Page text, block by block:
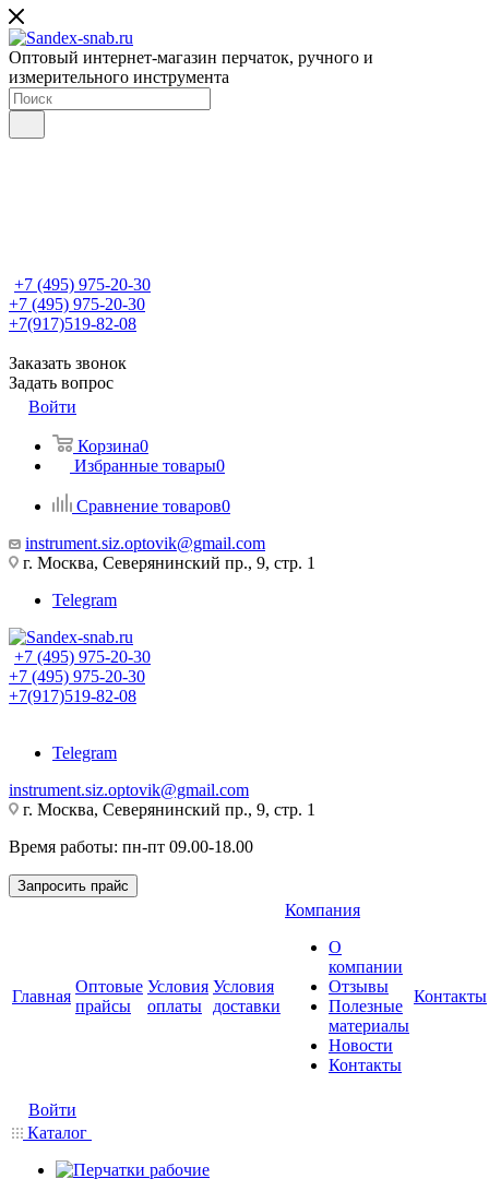
Оптовый интернет-магазин перчаток, ручного и
измерительного инструмента
+7 (495) 975-20-30
+7 (495) 975-20-30
+7(917)519-82-08
Заказать звонок
Задать вопрос
Войти
Корзина0
Избранные товары0
Сравнение товаров0
instrument.siz.optovik@gmail.com
г. Москва, Северянинский пр., 9, стр. 1
Telegram
+7 (495) 975-20-30
+7 (495) 975-20-30
+7(917)519-82-08
Telegram
instrument.siz.optovik@gmail.com
г. Москва, Северянинский пр., 9, стр. 1
Время работы: пн-пт 09.00-18.00
Запросить прайс
Главная
Оптовые
прайсы
Условия
оплаты
Условия
доставки
Компания
О
компании
Отзывы
Полезные
материалы
Новости
Контакты
Контакты
Войти
Каталог